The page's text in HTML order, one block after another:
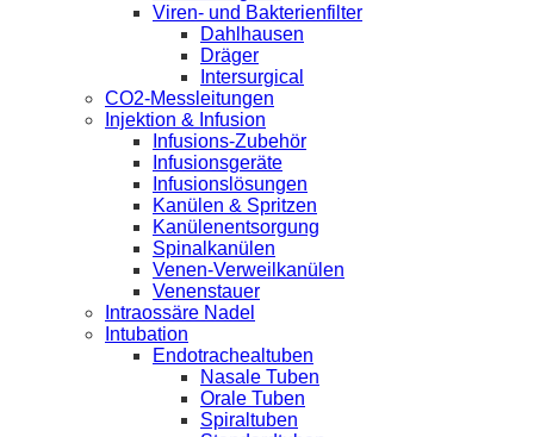
Viren- und Bakterienfilter
Dahlhausen
Dräger
Intersurgical
CO2-Messleitungen
Injektion & Infusion
Infusions-Zubehör
Infusionsgeräte
Infusionslösungen
Kanülen & Spritzen
Kanülenentsorgung
Spinalkanülen
Venen-Verweilkanülen
Venenstauer
Intraossäre Nadel
Intubation
Endotrachealtuben
Nasale Tuben
Orale Tuben
Spiraltuben